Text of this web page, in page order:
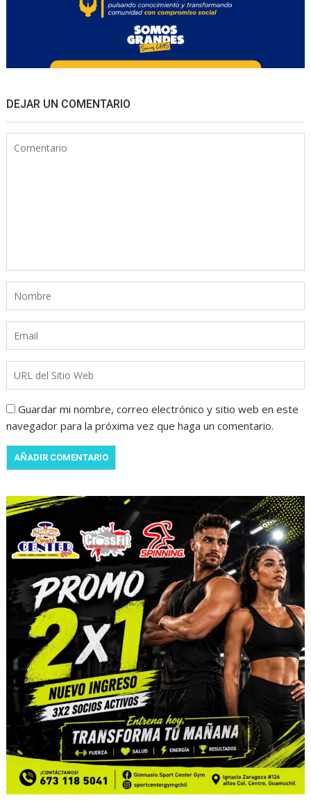
DEJAR UN COMENTARIO
Guardar mi nombre, correo electrónico y sitio web en este
navegador para la próxima vez que haga un comentario.